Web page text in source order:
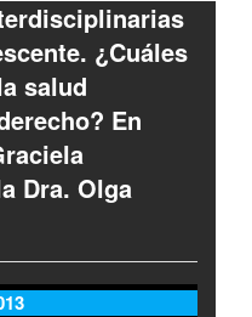
¿Cuáles
salud
En
Dra. Olga